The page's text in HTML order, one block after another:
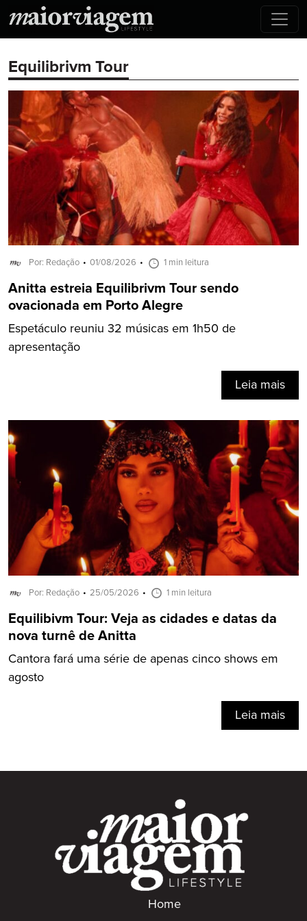
Equilibrivm Tour
Por: Redação 01/08/2026 1 min leitura
Anitta estreia Equilibrivm Tour sendo
ovacionada em Porto Alegre
Espetáculo reuniu 32 músicas em 1h50 de
apresentação
Leia mais
Por: Redação 25/05/2026 1 min leitura
Equilibivm Tour: Veja as cidades e datas da
nova turnê de Anitta
Cantora fará uma série de apenas cinco shows em
agosto
Leia mais
Home